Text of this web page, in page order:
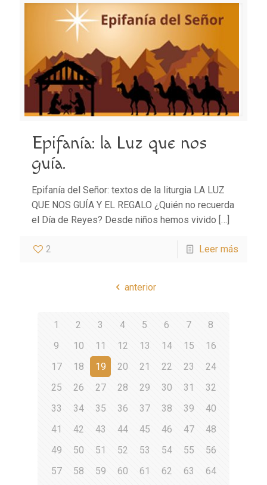
Epifanía: la Luz que nos
guía.
Epifanía del Señor: textos de la liturgia LA LUZ
QUE NOS GUÍA Y EL REGALO ¿Quién no recuerda
el Día de Reyes? Desde niños hemos vivido […]
2 Leer más
anterior
1 2 3 4 5 6 7
8
9
10 11 12 13 14 15
16
17
18 19 20 21 22 23
24
25
26 27 28 29 30 31
32
33
34 35 36 37 38 39
40
41
42 43 44 45 46 47
48
49
50 51 52 53 54 55
56
57
58 59 60 61 62 63
64